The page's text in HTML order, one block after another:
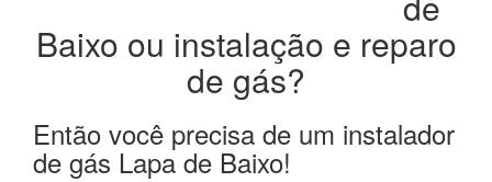
Baixo ou instalação e reparo
de gás?
Então você precisa de um instalador
de gás Lapa de Baixo!